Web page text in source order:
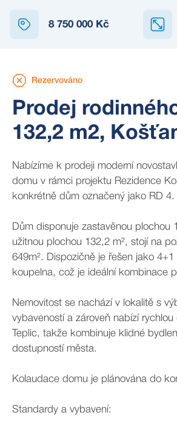
8 750 000 Kč
Rezervováno
Prodej
132,2 m2,
Nabízíme k prodeji moderní
domu v rámci projektu Rezidence
konkrétně dům označený jako RD 4.
Dům disponuje zastavěnou plochou
užitnou plochou 132,2 m², stojí na
649m². Dispozičně je řešen jako 4+1
koupelna, což je ideální kombinace
Nemovitost se nachází v lokalitě s
vybaveností a zároveň nabízí
Teplic, takže kombinuje klidné
dostupností města.
Kolaudace domu je plánována do
Standardy a vybavení: